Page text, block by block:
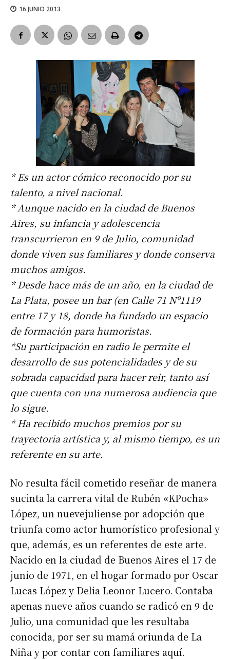
16 JUNIO 2013
* Es un actor cómico reconocido por su
talento, a nivel nacional.
* Aunque nacido en la ciudad de Buenos
Aires, su infancia y adolescencia
transcurrieron en 9 de Julio, comunidad
donde viven sus familiares y donde conserva
muchos amigos.
* Desde hace más de un año, en la ciudad de
La Plata, posee un bar (en Calle 71 Nº1119
entre 17 y 18, donde ha fundado un espacio
de formación para humoristas.
*Su participación en radio le permite el
desarrollo de sus potencialidades y de su
sobrada capacidad para hacer reir, tanto así
que cuenta con una numerosa audiencia que
lo sigue.
* Ha recibido muchos premios por su
trayectoria artística y, al mismo tiempo, es un
referente en su arte.
No resulta fácil cometido reseñar de manera
sucinta la carrera vital de Rubén «KPocha»
López, un nuevejuliense por adopción que
triunfa como actor humorístico profesional y
que, además, es un referentes de este arte.
Nacido en la ciudad de Buenos Aires el 17 de
junio de 1971, en el hogar formado por Oscar
Lucas López y Delia Leonor Lucero. Contaba
apenas nueve años cuando se radicó en 9 de
Julio, una comunidad que les resultaba
conocida, por ser su mamá oriunda de La
Niña y por contar con familiares aquí.